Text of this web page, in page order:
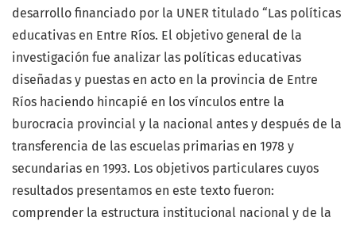
desarrollo financiado por la UNER titulado “Las políticas
educativas en Entre Ríos. El objetivo general de la
investigación fue analizar las políticas educativas
diseñadas y puestas en acto en la provincia de Entre
Ríos haciendo hincapié en los vínculos entre la
burocracia provincial y la nacional antes y después de la
transferencia de las escuelas primarias en 1978 y
secundarias en 1993. Los objetivos particulares cuyos
resultados presentamos en este texto fueron:
comprender la estructura institucional nacional y de la